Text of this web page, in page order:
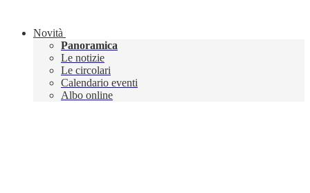
Novità
Panoramica
Le notizie
Le circolari
Calendario eventi
Albo online